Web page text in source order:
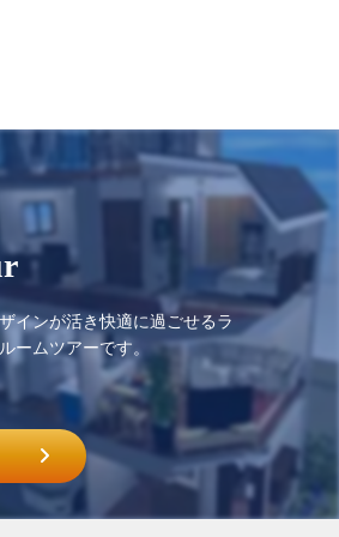
インが活き快適に過ごせるラ
ームツアーです。